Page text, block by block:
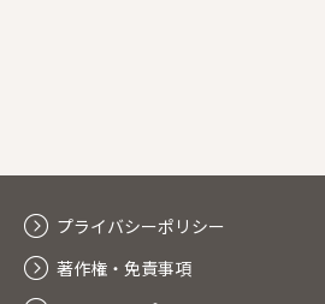
プライバシーポリシー
著作権・免責事項